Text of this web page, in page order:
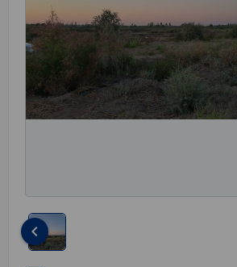
keyboard_arrow_left